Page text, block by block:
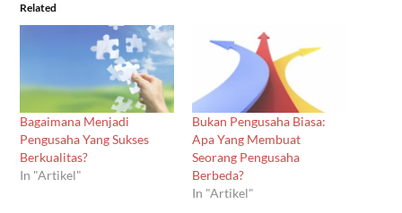
Related
Bagaimana Menjadi
Pengusaha Yang Sukses
Berkualitas?
In "Artikel"
Bukan Pengusaha Biasa:
Apa Yang Membuat
Seorang Pengusaha
Berbeda?
In "Artikel"